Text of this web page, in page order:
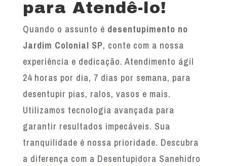
para Atendê-lo!
Quando o assunto é desentupimento no
Jardim Colonial SP, conte com a nossa
experiência e dedicação. Atendimento ágil
24 horas por dia, 7 dias por semana, para
desentupir pias, ralos, vasos e mais.
Utilizamos tecnologia avançada para
garantir resultados impecáveis. Sua
tranquilidade é nossa prioridade. Descubra
a diferença com a Desentupidora Sanehidro